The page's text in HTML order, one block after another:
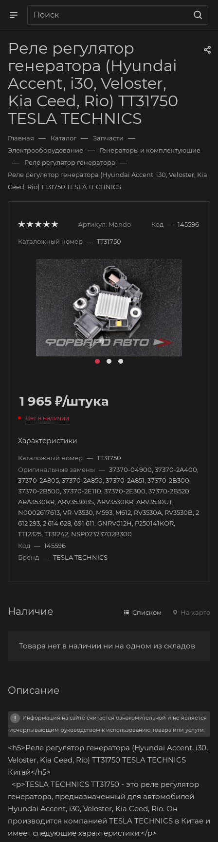
Реле регулятор
генератора (Hyundai
Accent, i30, Veloster,
Kia Ceed, Rio) TT31750
TESLA TECHNICS
Главная — Каталог — Запчасти —
Электрооборудование — Генераторы и комплектующие
— Реле регулятор генератора —
Реле регулятор генератора (Hyundai Accent, i30, Veloster, Kia
Ceed, Rio) TT31750 TESLA TECHNICS
Артикул: Mando Код — 145596
Каталожный номер — TT31750
1 965 ₽/штука
Нет в наличии
Характеристики
Каталожный номер — TT31750
Оригинальные замены — 37370-04900, 37370-2A400,
37370-2A805, 37370-2A850, 37370-2A851, 37370-2B300,
37370-2B500, 37370-2E110, 37370-2E300, 37370-2B520,
ARA3530KR, ARV3530BS, ARV3530KR, ARV3530UT,
N0002617613, VR-V3530, M593, M612, RV3530A, RV3530B, 2
612 293, 2 614 628, 691 611, GNRV012H, P250141KOR,
TT12325, TT31242, NSP02373702B300
Код — 145596
Бренд — TESLA TECHNICS
Наличие Списком На карте
Товара нет в наличии ни на одном из складов
Описание
Информация на сайте считается ознакомительной и не является
исчерпывающим руководством к использованию товара или услуги.
<h5>Реле регулятор генератора (Hyundai Accent, i30,
Veloster, Kia Ceed, Rio) TT31750 TESLA TECHNICS
Китай</h5>
<p>TESLA TECHNICS TT31750 - это реле регулятор
генератора, предназначенный для автомобилей
Hyundai Accent, i30, Veloster, Kia Ceed, Rio. Он
производится компанией TESLA TECHNICS в Китае и
имеет следующие характеристики:</p>